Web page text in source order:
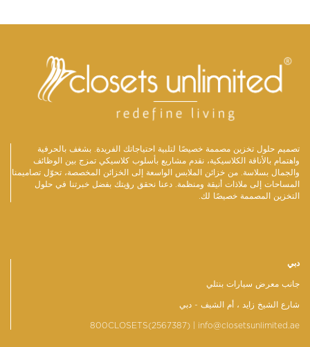
تصميم حلول تخزين مصممة خصيصًا لتلبية احتياجاتك الفريدة. بشغف بالحرفية
واهتمام بالأناقة الكلاسيكية، نقدم مشاريع بأسلوب كلاسيكي تمزج بين الوظائف
والجمال بسلاسة. من خزائن الملابس الواسعة إلى الخزائن المخصصة، تحوّل تصاميمنا
المساحات إلى ملاذات أنيقة ومنظمة. دعنا نحقق رؤيتك بفضل خبرتنا في حلول
التخزين المصممة خصيصًا لك.
دبي
جانب معرض سيارات بنتلي
شارع الشيخ زايد ، أم الشيف - دبي
800CLOSETS(2567387) | info@closetsunlimited.ae